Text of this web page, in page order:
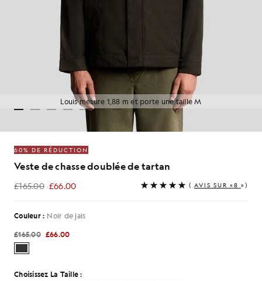
Louis mesure 1,88 m et porte une taille M
60% DE RÉDUCTION
Veste de chasse doublée de tartan
£165.00 £66.00
£66.00 ( AVIS SUR «8 »)
Couleur : Noir de jais
£165.00 £66.00
Choisissez La Taille :